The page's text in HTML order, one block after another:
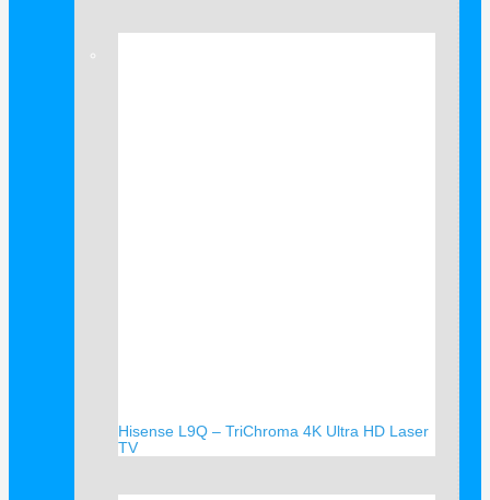
Hisense L9Q – TriChroma 4K Ultra HD Laser
TV